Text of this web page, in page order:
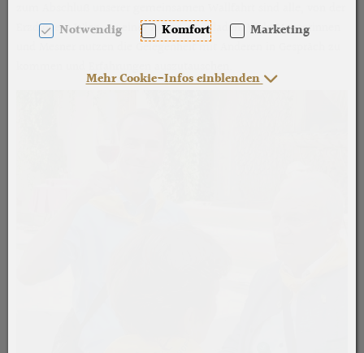
Erzdiözese Wien, zu einer Agape eingeladen. Viele Mesnerinnen
und Mesner nutzen die Gelegenheit mit Anderen in Gespräch zu
Notwendig Komfort Marketing
Mehr Cookie-Infos einblenden